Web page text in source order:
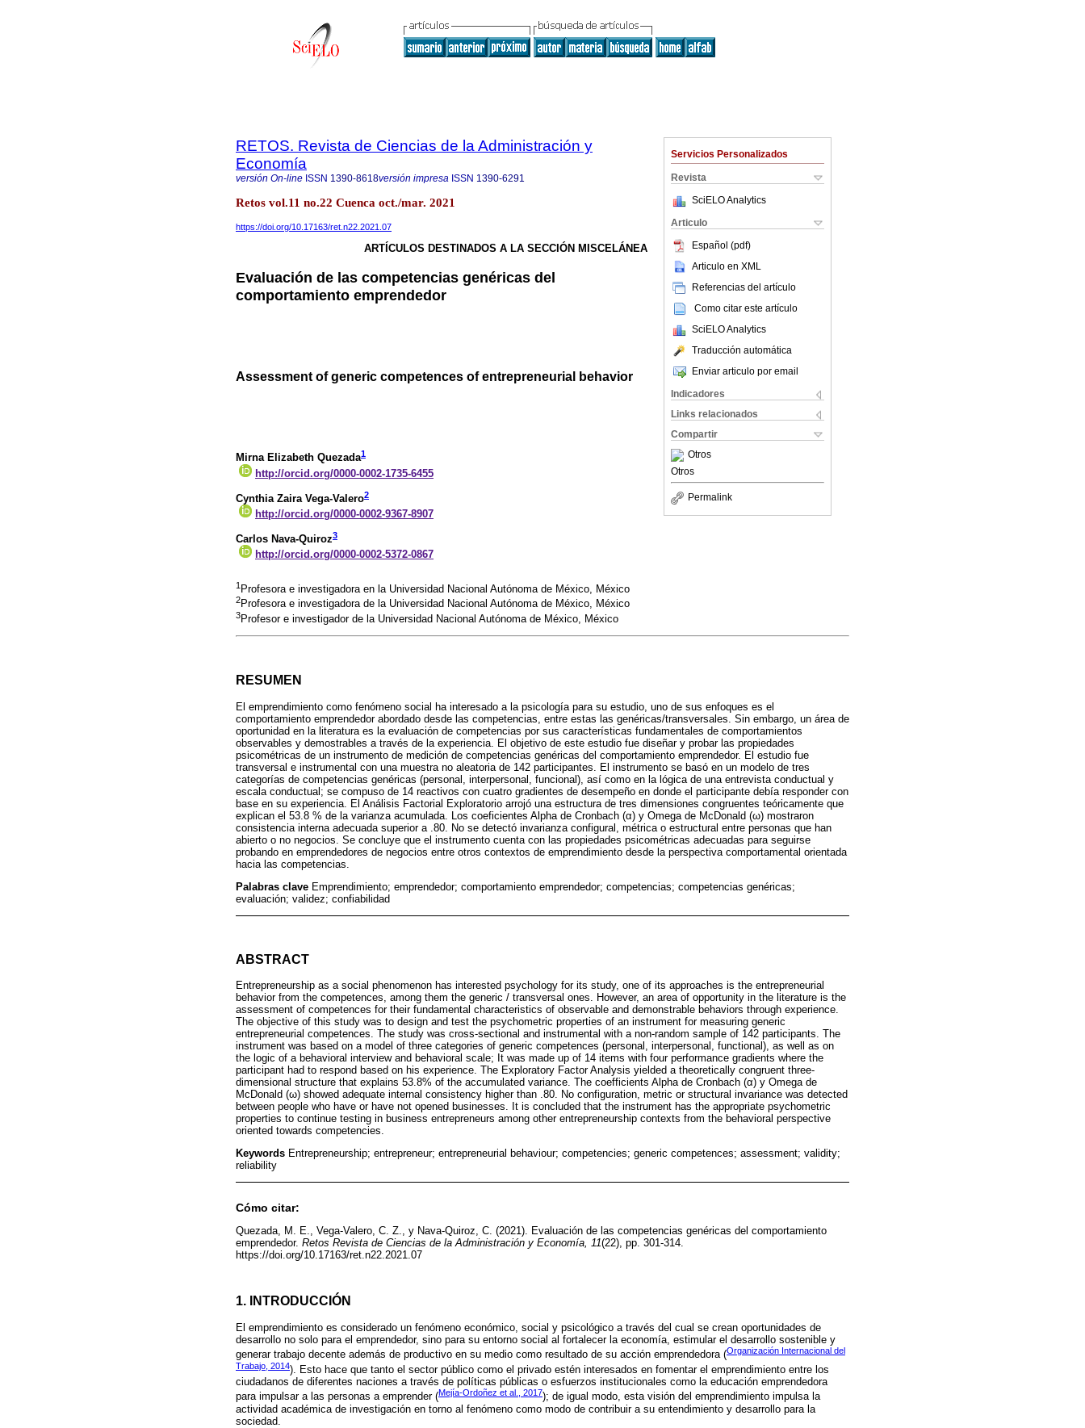
Servicios Personalizados
Revista
SciELO Analytics
Articulo
Español (pdf)
Articulo en XML
Referencias del artículo
Como citar este artículo
SciELO Analytics
Traducción automática
Enviar articulo por email
Indicadores
Links relacionados
Compartir
Otros
Otros
Permalink
RETOS. Revista de Ciencias de la Administración y
Economía
versión On-line ISSN 1390-8618versión impresa ISSN 1390-6291
Retos vol.11 no.22 Cuenca oct./mar. 2021
https://doi.org/10.17163/ret.n22.2021.07
ARTÍCULOS DESTINADOS A LA SECCIÓN MISCELÁNEA
Evaluación de las competencias genéricas del
comportamiento emprendedor
Assessment of generic competences of entrepreneurial behavior
Mirna Elizabeth Quezada1
http://orcid.org/0000-0002-1735-6455
Cynthia Zaira Vega-Valero2
http://orcid.org/0000-0002-9367-8907
Carlos Nava-Quiroz3
http://orcid.org/0000-0002-5372-0867
1 Profesora e investigadora en la Universidad Nacional Autónoma de México, México
2Profesora e investigadora de la Universidad Nacional Autónoma de México, México
3Profesor e investigador de la Universidad Nacional Autónoma de México, México
RESUMEN
El emprendimiento como fenómeno social ha interesado a la psicología para su estudio, uno de sus enfoques es el
comportamiento emprendedor abordado desde las competencias, entre estas las genéricas/transversales. Sin embargo, un área de
oportunidad en la literatura es la evaluación de competencias por sus características fundamentales de comportamientos
observables y demostrables a través de la experiencia. El objetivo de este estudio fue diseñar y probar las propiedades
psicométricas de un instrumento de medición de competencias genéricas del comportamiento emprendedor. El estudio fue
transversal e instrumental con una muestra no aleatoria de 142 participantes. El instrumento se basó en un modelo de tres
categorías de competencias genéricas (personal, interpersonal, funcional), así como en la lógica de una entrevista conductual y
escala conductual; se compuso de 14 reactivos con cuatro gradientes de desempeño en donde el participante debía responder con
base en su experiencia. El Análisis Factorial Exploratorio arrojó una estructura de tres dimensiones congruentes teóricamente que
explican el 53.8 % de la varianza acumulada. Los coeficientes Alpha de Cronbach (α) y Omega de McDonald (ω) mostraron
consistencia interna adecuada superior a .80. No se detectó invarianza configural, métrica o estructural entre personas que han
abierto o no negocios. Se concluye que el instrumento cuenta con las propiedades psicométricas adecuadas para seguirse
probando en emprendedores de negocios entre otros contextos de emprendimiento desde la perspectiva comportamental orientada
hacia las competencias.
Palabras clave Emprendimiento; emprendedor; comportamiento emprendedor; competencias; competencias genéricas;
evaluación; validez; confiabilidad
ABSTRACT
Entrepreneurship as a social phenomenon has interested psychology for its study, one of its approaches is the entrepreneurial
behavior from the competences, among them the generic / transversal ones. However, an area of opportunity in the literature is the
assessment of competences for their fundamental characteristics of observable and demonstrable behaviors through experience.
The objective of this study was to design and test the psychometric properties of an instrument for measuring generic
entrepreneurial competences. The study was cross-sectional and instrumental with a non-random sample of 142 participants. The
instrument was based on a model of three categories of generic competences (personal, interpersonal, functional), as well as on
the logic of a behavioral interview and behavioral scale; It was made up of 14 items with four performance gradients where the
participant had to respond based on his experience. The Exploratory Factor Analysis yielded a theoretically congruent three-
dimensional structure that explains 53.8% of the accumulated variance. The coefficients Alpha de Cronbach (α) y Omega de
McDonald (ω) showed adequate internal consistency higher than .80. No configuration, metric or structural invariance was detected
between people who have or have not opened businesses. It is concluded that the instrument has the appropriate psychometric
properties to continue testing in business entrepreneurs among other entrepreneurship contexts from the behavioral perspective
oriented towards competencies.
Keywords Entrepreneurship; entrepreneur; entrepreneurial behaviour; competencies; generic competences; assessment; validity;
reliability
Cómo citar:
Quezada, M. E., Vega-Valero, C. Z., y Nava-Quiroz, C. (2021). Evaluación de las competencias genéricas del comportamiento
emprendedor. Retos Revista de Ciencias de la Administración y Economía, 11(22), pp. 301-314.
https://doi.org/10.17163/ret.n22.2021.07
1. INTRODUCCIÓN
El emprendimiento es considerado un fenómeno económico, social y psicológico a través del cual se crean oportunidades de
desarrollo no solo para el emprendedor, sino para su entorno social al fortalecer la economía, estimular el desarrollo sostenible y
generar trabajo decente además de productivo en su medio como resultado de su acción emprendedora (Organización Internacional del
Trabajo, 2014). Esto hace que tanto el sector público como el privado estén interesados en fomentar el emprendimiento entre los
ciudadanos de diferentes naciones a través de políticas públicas o esfuerzos institucionales como la educación emprendedora
para impulsar a las personas a emprender (Mejía-Ordoñez et al., 2017); de igual modo, esta visión del emprendimiento impulsa la
actividad académica de investigación en torno al fenómeno como modo de contribuir a su entendimiento y desarrollo para la
sociedad.